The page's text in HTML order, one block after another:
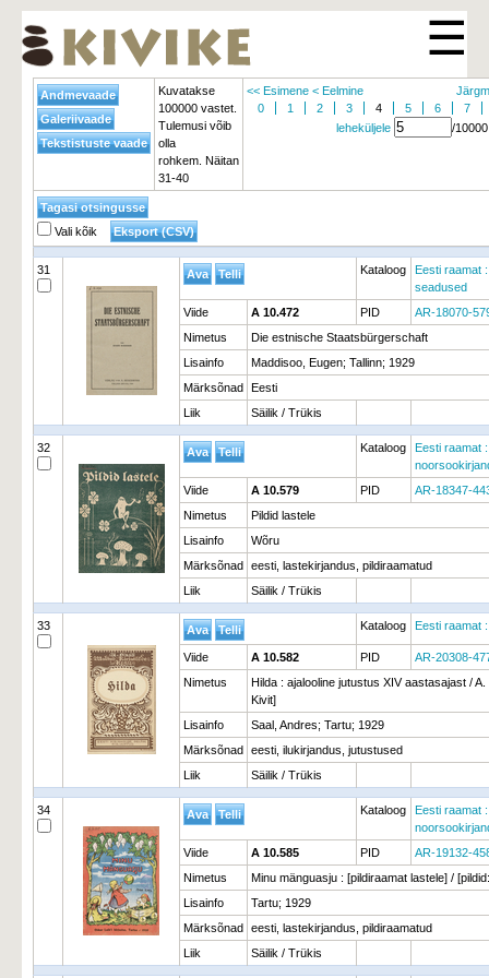
☰
Kuvatakse
100000 vastet.
Tulemusi võib
olla
rohkem. Näitan
31-40
<< Esimene < Eelmine
0
1 2 3 4 5 6
7
leheküljele
/10000
Vali kõik
31 Kataloog
Eesti raamat
seadused
Viide
A 10.472 PID
AR-18070-
Nimetus
Die estnische Staatsbürgerschaft
Lisainfo
Maddisoo, Eugen; Tallinn; 1929
Märksõnad Eesti
Liik
Säilik / Trükis
32 Kataloog
Eesti raamat
Viide
A 10.579 PID
AR-18347-
Nimetus
Pildid lastele
Lisainfo
Wõru
Märksõnad eesti, lastekirjandus, pildiraamatud
Liik
Säilik / Trükis
33 Kataloog Eesti raamat
Viide A 10.582 PID
AR-20308-
Nimetus
Hilda : ajalooline jutustus XIV aastasajast /
Kivit]
Lisainfo
Saal, Andres; Tartu; 1929
Märksõnad eesti, ilukirjandus, jutustused
Liik
Säilik / Trükis
34 Kataloog
Eesti raamat
Viide
A 10.585 PID
AR-19132-
Nimetus
Minu mänguasju : [pildiraamat lastele] /
Lisainfo
Tartu; 1929
Märksõnad eesti, lastekirjandus, pildiraamatud
Liik
Säilik / Trükis